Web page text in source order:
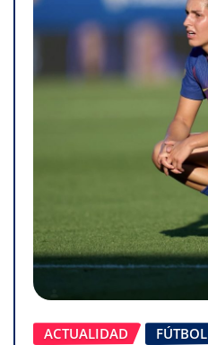
ACTUALIDAD
FÚTBOL